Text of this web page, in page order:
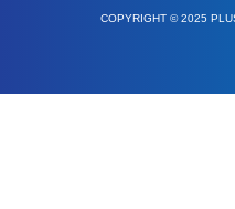
COPYRIGHT © 2025